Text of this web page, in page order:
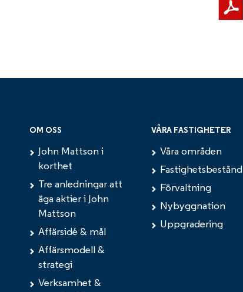
OM OSS
John Mattson i
korthet
Tre anledningar att
äga aktier i John
Mattson
Affärsidé & mål
Affärsmodell &
strategi
Verksamhet &
VÅRA FASTIGHETER
Våra områden
Fastighetsbestånd
Förvaltning
Nybyggnation
Uppgradering